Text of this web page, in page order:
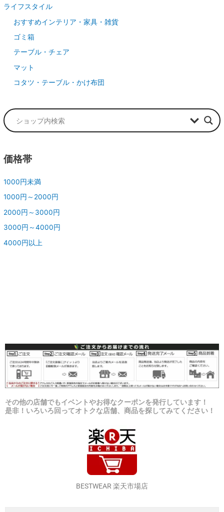
ライフスタイル
おすすめインテリア・家具・雑貨
ゴミ箱
テーブル・チェア
マット
コタツ・テーブル・かけ布団
価格帯
1000円未満
1000円～2000円
2000円～3000円
3000円～4000円
4000円以上
その他の店舗でもイベントやお得なクーポンを発行しています！
是非！いろいろ回ってオトクな店舗、商品を探してみてください！
BESTWEAR 楽天市場店